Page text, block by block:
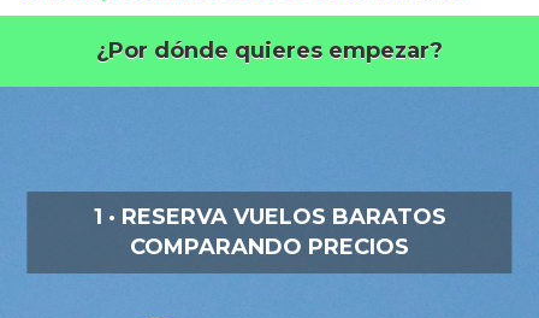
¿Por dónde quieres empezar?
1 · RESERVA VUELOS BARATOS
COMPARANDO PRECIOS